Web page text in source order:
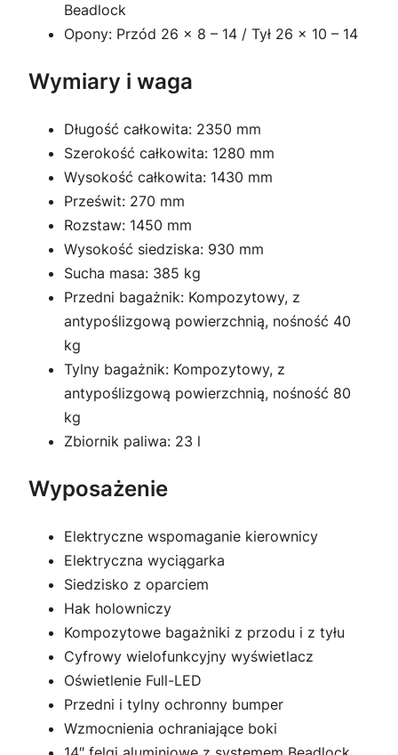
Beadlock
Opony: Przód 26 x 8 – 14 / Tył 26 x 10 – 14
Wymiary i waga
Długość całkowita: 2350 mm
Szerokość całkowita: 1280 mm
Wysokość całkowita: 1430 mm
Prześwit: 270 mm
Rozstaw: 1450 mm
Wysokość siedziska: 930 mm
Sucha masa: 385 kg
Przedni bagażnik: Kompozytowy, z
antypoślizgową powierzchnią, nośność 40
kg
Tylny bagażnik: Kompozytowy, z
antypoślizgową powierzchnią, nośność 80
kg
Zbiornik paliwa: 23 l
Wyposażenie
Elektryczne wspomaganie kierownicy
Elektryczna wyciągarka
Siedzisko z oparciem
Hak holowniczy
Kompozytowe bagażniki z przodu i z tyłu
Cyfrowy wielofunkcyjny wyświetlacz
Oświetlenie Full-LED
Przedni i tylny ochronny bumper
Wzmocnienia ochraniające boki